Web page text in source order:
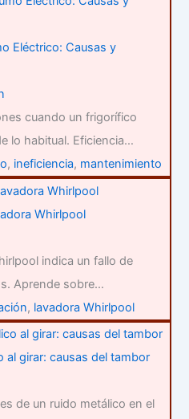
Eléctrico: Causas y
cuando un frigorífico
lo habitual. Eficiencia…
, ineficiencia, mantenimiento
Whirlpool
indica un fallo de
Aprende sobre…
, lavadora Whirlpool
al girar: causas del tambor
de un ruido metálico en el